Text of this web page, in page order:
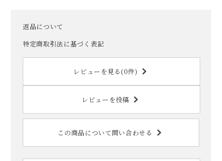
返品について
特定商取引法に基づく表記
レビューを見る(0件)
レビューを投稿
この商品について問い合わせる